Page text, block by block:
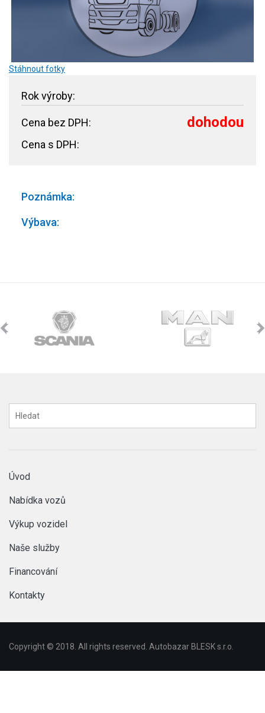
Stáhnout fotky
Rok výroby:
Cena bez DPH: dohodou
Cena s DPH:
Poznámka:
Výbava:
Úvod
Nabídka vozů
Výkup vozidel
Naše služby
Financování
Kontakty
Copyright © 2018. All rights reserved. Autobazar BLESK s.r.o.